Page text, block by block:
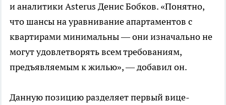
и аналитики Asterus Денис Бобков. «Понятно,
что шансы на уравнивание апартаментов с
квартирами минимальны — они изначально не
могут удовлетворять всем требованиям,
предъявляемым к жилью», — добавил он.
Данную позицию разделяет первый вице-